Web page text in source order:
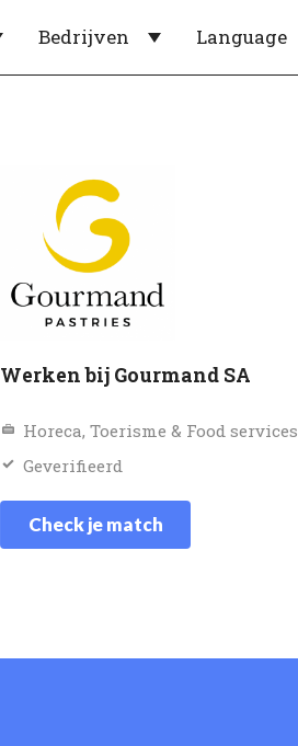
Bedrijven Language
Werken bij Gourmand SA
Horeca, Toerisme & Food services
Geverifieerd
Check je match